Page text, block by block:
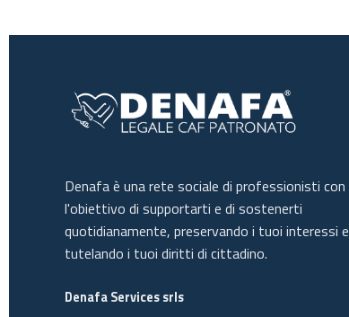
Denafa è una rete sociale di professionisti con
l'obiettivo di supportarti e di sostenerti
quotidianamente, preservando i tuoi interessi e
tutelando i tuoi diritti di cittadino.
Denafa Services srls